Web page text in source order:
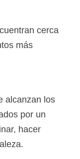
cerca
más
alcanzan los
por un
hacer